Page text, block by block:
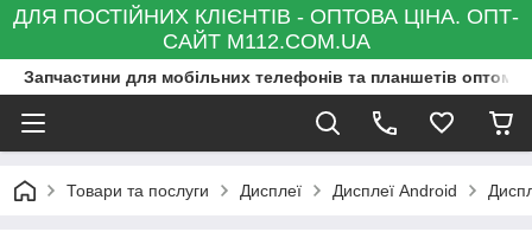
ДЛЯ ПОСТІЙНИХ КЛІЄНТІВ - ОПТОВА ЦІНА. ОПТ-
САЙТ M112.COM.UA
Запчастини для мобільних телефонів та планшетів оптом
Товари та послуги Дисплеї Дисплеї Android